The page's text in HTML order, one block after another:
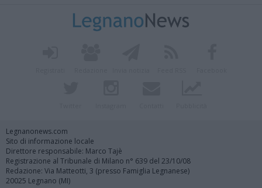
Legnanonews.com
Sito di informazione locale
Direttore responsabile: Marco Tajè
Registrazione al Tribunale di Milano n° 639 del 23/10/08
Redazione: Via Matteotti, 3 (presso Famiglia Legnanese)
20025 Legnano (MI)